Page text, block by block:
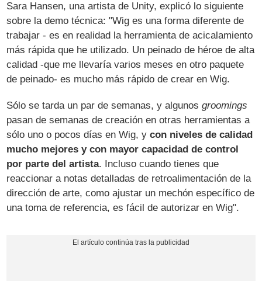
Sara Hansen, una artista de Unity, explicó lo siguiente
sobre la demo técnica: "Wig es una forma diferente de
trabajar - es en realidad la herramienta de acicalamiento
más rápida que he utilizado. Un peinado de héroe de alta
calidad -que me llevaría varios meses en otro paquete
de peinado- es mucho más rápido de crear en Wig.
Sólo se tarda un par de semanas, y algunosgroomings
pasan de semanas de creación en otras herramientas a
sólo uno o pocos días en Wig, ycon niveles de calidad
mucho mejores y con mayor capacidad de control
por parte del artista. Incluso cuando tienes que
reaccionar a notas detalladas de retroalimentación de la
dirección de arte, como ajustar un mechón específico de
una toma de referencia, es fácil de autorizar en Wig".